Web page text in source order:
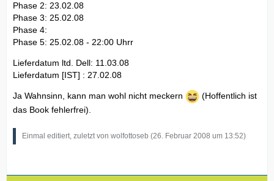
Phase 2: 23.02.08
Phase 3: 25.02.08
Phase 4:
Phase 5: 25.02.08 - 22:00 Uhrr
Lieferdatum ltd. Dell: 11.03.08
Lieferdatum [IST] : 27.02.08
Ja Wahnsinn, kann man wohl nicht meckern
(Hoffentlich ist
das Book fehlerfrei).
Einmal editiert, zuletzt von wolfottoseb (26. Februar 2008 um 13:52)